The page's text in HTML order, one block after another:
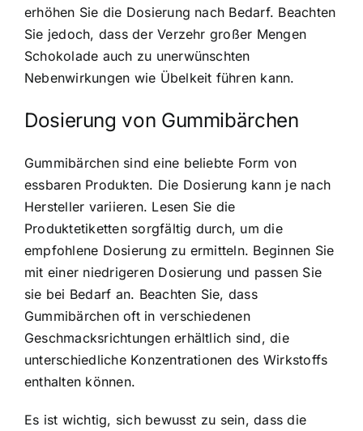
erhöhen Sie die Dosierung nach Bedarf. Beachten
Sie jedoch, dass der Verzehr großer Mengen
Schokolade auch zu unerwünschten
Nebenwirkungen wie Übelkeit führen kann.
Dosierung von Gummibärchen
Gummibärchen sind eine beliebte Form von
essbaren Produkten. Die Dosierung kann je nach
Hersteller variieren. Lesen Sie die
Produktetiketten sorgfältig durch, um die
empfohlene Dosierung zu ermitteln. Beginnen Sie
mit einer niedrigeren Dosierung und passen Sie
sie bei Bedarf an. Beachten Sie, dass
Gummibärchen oft in verschiedenen
Geschmacksrichtungen erhältlich sind, die
unterschiedliche Konzentrationen des Wirkstoffs
enthalten können.
Es ist wichtig, sich bewusst zu sein, dass die